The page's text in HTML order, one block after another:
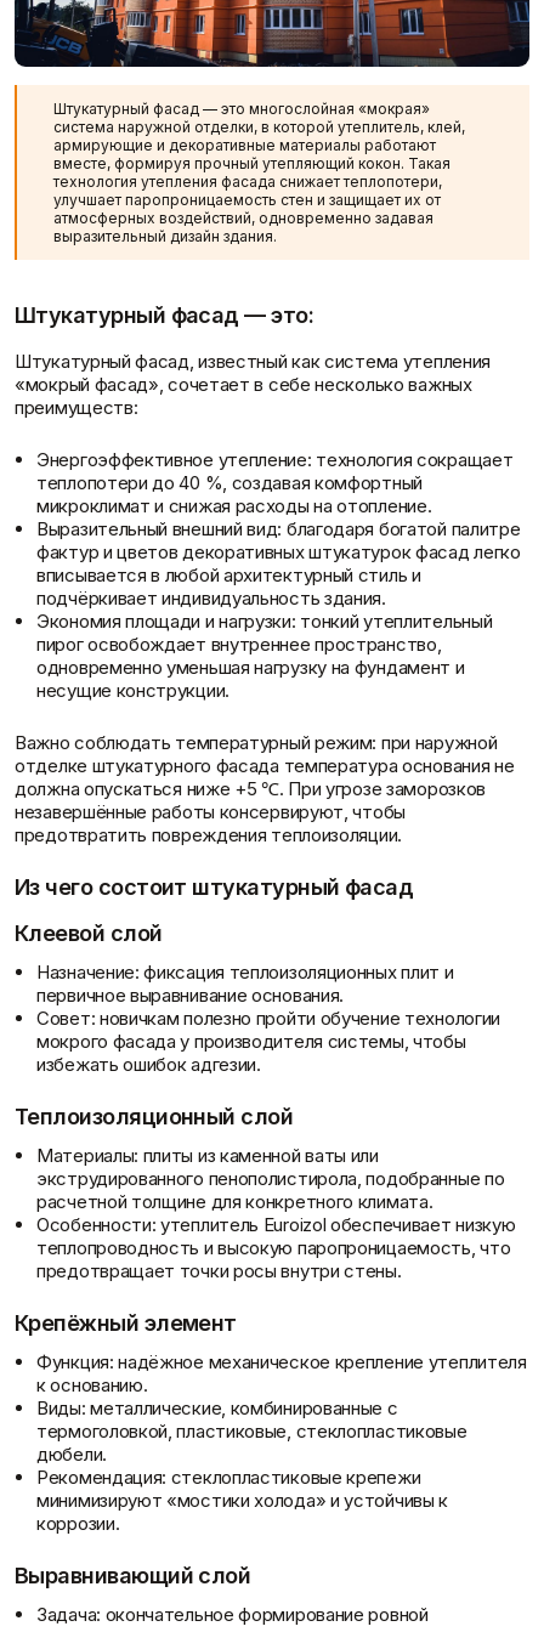
Клей
Затирки для швов
Клей для блоков
Клей для напольных
покрытий
Показать больше
Краски
Грунтовки
Добавки для красок
Краски для дерева и
металла
Показать больше
Дюбеля, Анкера
Крепления профиля
Саморезы
Стяжки для пола
Топпинг (промышленный
Пены/герметики
Герметик
Монтажные пены
Показать больше
Пленки/Мембраны
Пароизоляционные
плёнки
Пленка
Пленка ПВД техническая
Показать больше
Потолок
Плита потолочная
Показать больше
Профиль
Акустические Ленты
Маячковый профиль
потолка
Расходные
материалы
Скотчи/Ленты
Показать больше
Сетки/Стеклообои
Малярные ленты
Фасадные сетки
Показать больше
Теплоизоляция
Пенопласт
Показать больше
Цементные
Показать больше
Шпаклевки
Базовая шпаклевка
Универсальная шпаклёвка
Показать больше
Выравнивающие
штукатурки и смеси
г. Тольятти, ул. Коммунальная, 10
Колеровка красок
Скидки и акции
Поиск по брендам
О компании
Вопрос-ответ
Штукатурный фасад — это многослойная «мокрая»
система наружной отделки, в которой утеплитель, клей,
армирующие и декоративные материалы работают
вместе, формируя прочный утепляющий кокон. Такая
технология утепления фасада снижает теплопотери,
улучшает паропроницаемость стен и защищает их от
атмосферных воздействий, одновременно задавая
выразительный дизайн здания.
Штукатурный фасад — это:
Штукатурный фасад, известный как система утепления
«мокрый фасад», сочетает в себе несколько важных
преимуществ:
Энергоэффективное утепление: технология сокращает
теплопотери до 40 %, создавая комфортный
микроклимат и снижая расходы на отопление.
Выразительный внешний вид: благодаря богатой палитре
фактур и цветов декоративных штукатурок фасад легко
вписывается в любой архитектурный стиль и
подчёркивает индивидуальность здания.
Экономия площади и нагрузки: тонкий утеплительный
пирог освобождает внутреннее пространство,
одновременно уменьшая нагрузку на фундамент и
несущие конструкции.
Важно соблюдать температурный режим: при наружной
отделке штукатурного фасада температура основания не
должна опускаться ниже +5 ℃. При угрозе заморозков
незавершённые работы консервируют, чтобы
предотвратить повреждения теплоизоляции.
Из чего состоит штукатурный фасад
Клеевой слой
Назначение: фиксация теплоизоляционных плит и
первичное выравнивание основания.
Совет: новичкам полезно пройти обучение технологии
мокрого фасада у производителя системы, чтобы
избежать ошибок адгезии.
Теплоизоляционный слой
Материалы: плиты из каменной ваты или
экструдированного пенополистирола, подобранные по
расчетной толщине для конкретного климата.
Особенности: утеплитель Euroizol обеспечивает низкую
теплопроводность и высокую паропроницаемость, что
предотвращает точки росы внутри стены.
Крепёжный элемент
Функция: надёжное механическое крепление утеплителя
к основанию.
Виды: металлические, комбинированные с
термоголовкой, пластиковые, стеклопластиковые
дюбели.
Рекомендация: стеклопластиковые крепежи
минимизируют «мостики холода» и устойчивы к
коррозии.
Выравнивающий слой
Задача: окончательное формирование ровной